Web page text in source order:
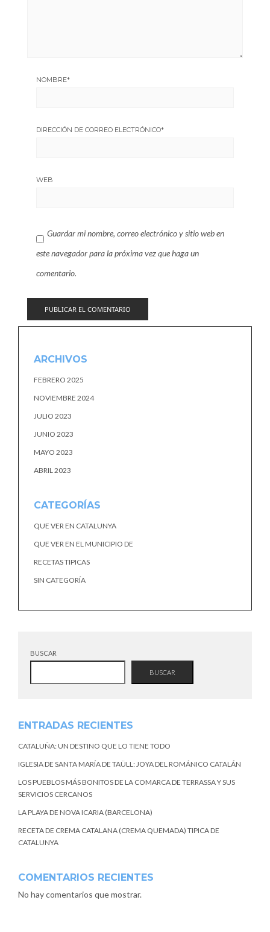
NOMBRE*
DIRECCIÓN DE CORREO ELECTRÓNICO*
WEB
Guardar mi nombre, correo electrónico y sitio web en
este navegador para la próxima vez que haga un
comentario.
ARCHIVOS
FEBRERO 2025
NOVIEMBRE 2024
JULIO 2023
JUNIO 2023
MAYO 2023
ABRIL 2023
CATEGORÍAS
QUE VER EN CATALUNYA
QUE VER EN EL MUNICIPIO DE
RECETAS TIPICAS
SIN CATEGORÍA
BUSCAR
BUSCAR
ENTRADAS RECIENTES
CATALUÑA: UN DESTINO QUE LO TIENE TODO
IGLESIA DE SANTA MARÍA DE TAÜLL: JOYA DEL ROMÁNICO CATALÁN
LOS PUEBLOS MÁS BONITOS DE LA COMARCA DE TERRASSA Y SUS
SERVICIOS CERCANOS
LA PLAYA DE NOVA ICARIA (BARCELONA)
RECETA DE CREMA CATALANA (CREMA QUEMADA) TIPICA DE
CATALUNYA
COMENTARIOS RECIENTES
No hay comentarios que mostrar.